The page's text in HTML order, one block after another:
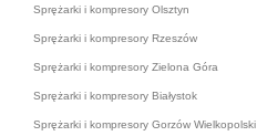
Sprężarki i kompresory Olsztyn
Sprężarki i kompresory Rzeszów
Sprężarki i kompresory Zielona Góra
Sprężarki i kompresory Białystok
Sprężarki i kompresory Gorzów Wielkopolski